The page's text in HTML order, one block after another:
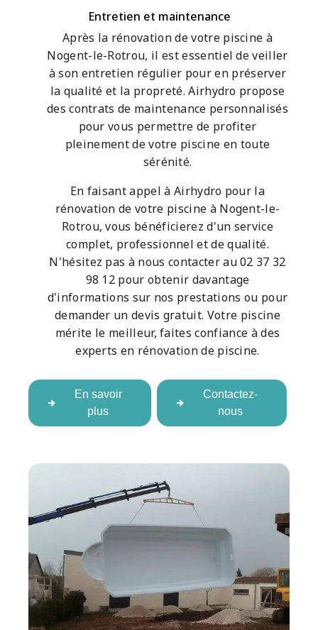
Entretien et maintenance
Après la rénovation de votre piscine à
Nogent-le-Rotrou, il est essentiel de veiller
à son entretien régulier pour en préserver
la qualité et la propreté. Airhydro propose
des contrats de maintenance personnalisés
pour vous permettre de profiter
pleinement de votre piscine en toute
sérénité.
En faisant appel à Airhydro pour la
rénovation de votre piscine à Nogent-le-
Rotrou, vous bénéficierez d'un service
complet, professionnel et de qualité.
N'hésitez pas à nous contacter au 02 37 32
98 12 pour obtenir davantage
d'informations sur nos prestations ou pour
demander un devis gratuit. Votre piscine
mérite le meilleur, faites confiance à des
experts en rénovation de piscine.
En savoir
plus
Contactez-
nous